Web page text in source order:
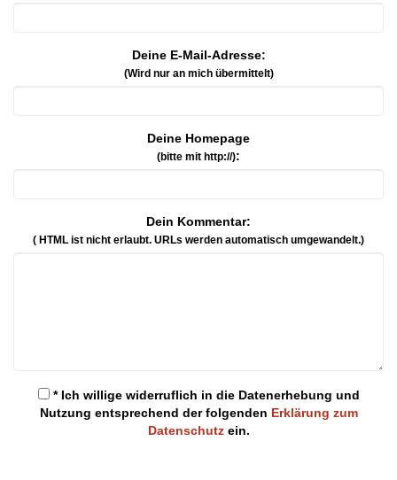
Deine E-Mail-Adresse:
(Wird nur an mich übermittelt)
Deine Homepage
(bitte mit http://):
Dein Kommentar:
( HTML ist nicht erlaubt. URLs werden automatisch umgewandelt.)
* Ich willige widerruflich in die Datenerhebung und
Nutzung entsprechend der folgenden Erklärung zum
Datenschutzein.